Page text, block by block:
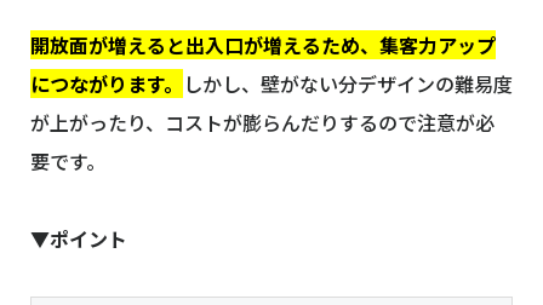
開放面が増えると出入口が増えるため、集客力アップ
につながります。 しかし、壁がない分デザインの難易度
が上がったり、コストが膨らんだりするので注意が必
要です。
▼ポイント